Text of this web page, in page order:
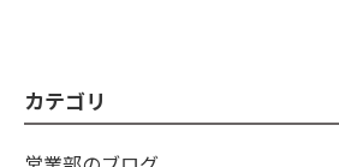
カテゴリ